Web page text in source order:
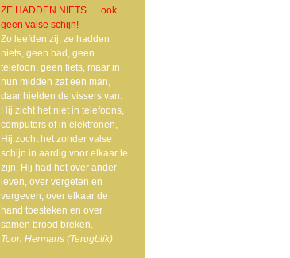
ZE HADDEN NIETS … ook
geen valse schijn!
Zo leefden zij, ze hadden
niets, geen bad, geen
telefoon, geen fiets, maar in
hun midden zat een man,
daar hielden de vissers van.
Hij zicht het niet in telefoons,
computers of in elektronen,
Hij zocht het zonder valse
schijn in aardig voor elkaar te
zijn. Hij had het over ander
leven, over vergeten en
vergeven, over elkaar de
hand toesteken en over
samen brood breken.
Toon Hermans (Terugblik)